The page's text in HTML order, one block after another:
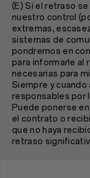
(E) Si el retraso
nuestro control
extremas,
sistemas de
pondremos en
para informarle al
necesarias para
Siempre y
responsables por
Puede ponerse
el contrato o
que no haya
retraso